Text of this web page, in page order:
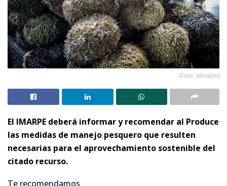
(Foto: difusión)
El IMARPE deberá informar y recomendar al Produce
las medidas de manejo pesquero que resulten
necesarias para el aprovechamiento sostenible del
citado recurso.
Te recomendamos